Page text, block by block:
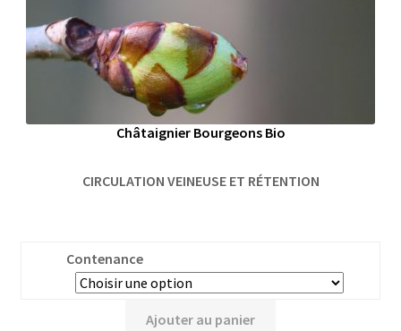
Châtaignier Bourgeons Bio
CIRCULATION VEINEUSE ET RÉTENTION
Contenance
Ajouter au panier